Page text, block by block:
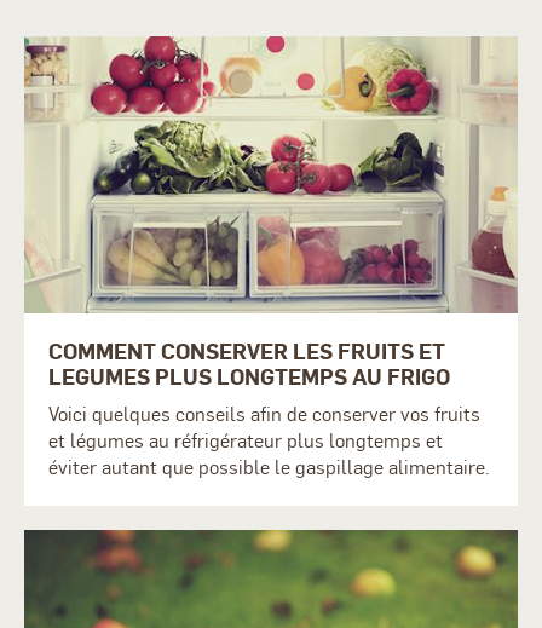
COMMENT CONSERVER LES FRUITS ET
LEGUMES PLUS LONGTEMPS AU FRIGO
Voici quelques conseils afin de conserver vos fruits
et légumes au réfrigérateur plus longtemps et
éviter autant que possible le gaspillage alimentaire.